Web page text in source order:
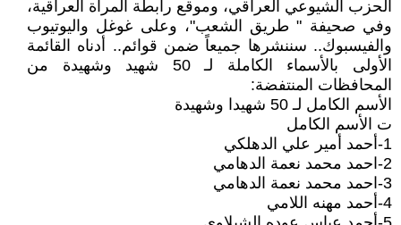
الحزب الشيوعي العراقي، وموقع رابطة المرأة العراقية،
وفي صحيفة " طريق الشعب"، وعلى غوغل واليوتيوب
والفيسبوك.. سننشرها جميعاً ضمن قوائم.. أدناه القائمة
الأولى بالأسماء الكاملة لـ 50 شهيد وشهيدة من
المحافظات المنتفضة:
الأسم الكامل لـ 50 شهيدا وشهيدة
ت الأسم الكامل
1-أحمد أمير علي الدهلكي
2-احمد محمد نعمة الدهامي
3-احمد محمد نعمة الدهامي
4-أحمد مهنه اللامي